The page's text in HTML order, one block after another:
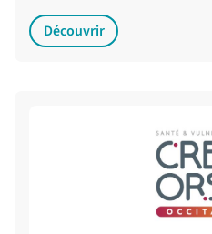
Découvrir